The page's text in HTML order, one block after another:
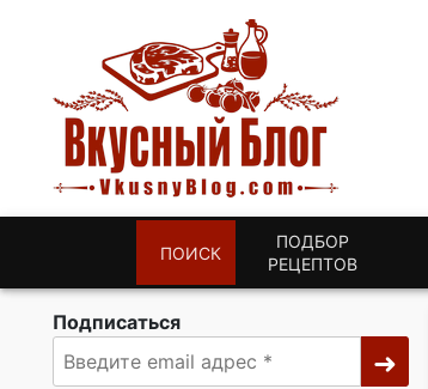
ПОИСК
ПОДБОР
РЕЦЕПТОВ
Подписаться